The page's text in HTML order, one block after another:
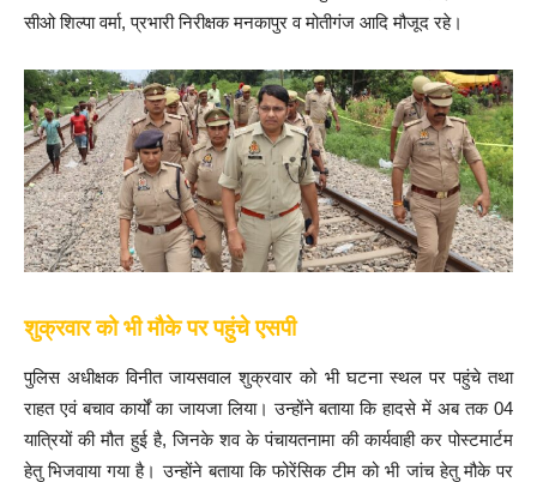
सीओ शिल्पा वर्मा, प्रभारी निरीक्षक मनकापुर व मोतीगंज आदि मौजूद रहे।
शुक्रवार को भी मौके पर पहुंचे एसपी
पुलिस अधीक्षक विनीत जायसवाल शुक्रवार को भी घटना स्थल पर पहुंचे तथा
राहत एवं बचाव कार्यों का जायजा लिया। उन्होंने बताया कि हादसे में अब तक 04
यात्रियों की मौत हुई है, जिनके शव के पंचायतनामा की कार्यवाही कर पोस्टमार्टम
हेतु भिजवाया गया है। उन्होंने बताया कि फोरेंसिक टीम को भी जांच हेतु मौके पर